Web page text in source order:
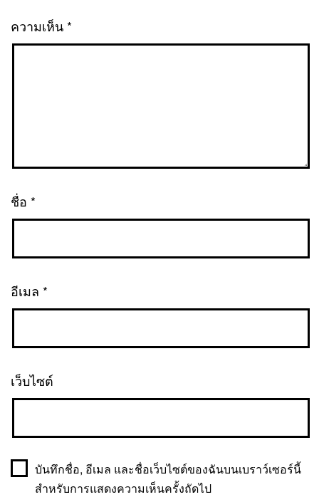
ความเห็น *
ชื่อ *
อีเมล *
เว็บไซต์
บันทึกชื่อ, อีเมล และชื่อเว็บไซต์ของฉันบนเบราว์เซอร์นี้
สำหรับการแสดงความเห็นครั้งถัดไป